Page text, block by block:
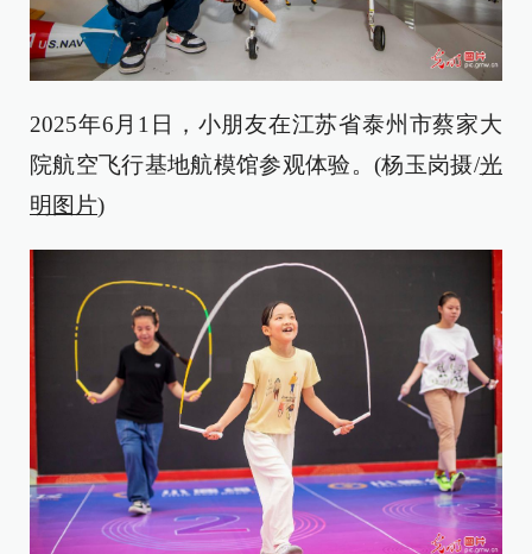
2025年6月1日，小朋友在江苏省泰州市蔡家大
院航空飞行基地航模馆参观体验。(杨玉岗摄/光
明图片)